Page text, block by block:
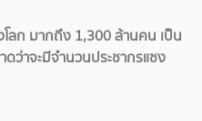
ลก มากถึง 1,300 ล้านคน เป็น
ดว่าจะมีจำนวนประชากรแซง